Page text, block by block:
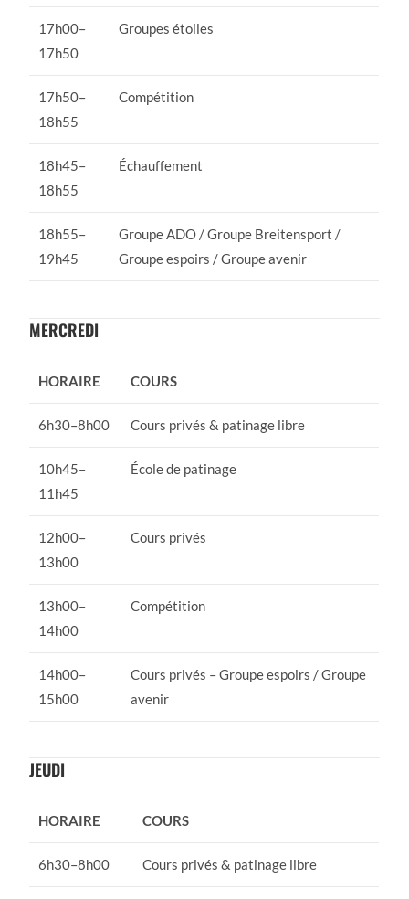
17h00–
17h50
Groupes étoiles
17h50–
18h55
Compétition
18h45–
18h55
Échauffement
18h55–
19h45
Groupe ADO / Groupe Breitensport /
Groupe espoirs / Groupe avenir
MERCREDI
HORAIRE COURS
6h30–8h00 Cours privés & patinage libre
10h45–
11h45
École de patinage
12h00–
13h00
Cours privés
13h00–
14h00
Compétition
14h00–
15h00
Cours privés – Groupe espoirs / Groupe
avenir
JEUDI
HORAIRE COURS
6h30–8h00 Cours privés & patinage libre